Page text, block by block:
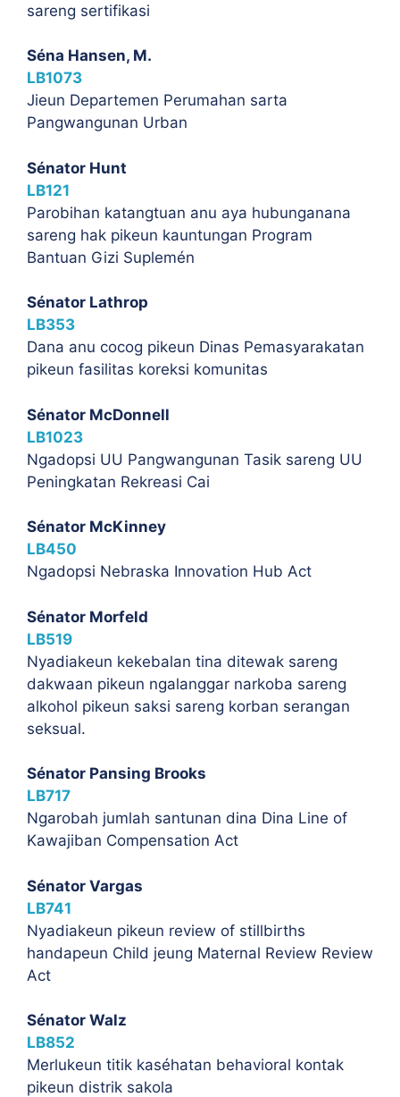
sareng sertifikasi
Séna Hansen, M.
LB1073
Jieun Departemen Perumahan sarta
Pangwangunan Urban
Sénator Hunt
LB121
Parobihan katangtuan anu aya hubunganana
sareng hak pikeun kauntungan Program
Bantuan Gizi Suplemén
Sénator Lathrop
LB353
Dana anu cocog pikeun Dinas Pemasyarakatan
pikeun fasilitas koreksi komunitas
Sénator McDonnell
LB1023
Ngadopsi UU Pangwangunan Tasik sareng UU
Peningkatan Rekreasi Cai
Sénator McKinney
LB450
Ngadopsi Nebraska Innovation Hub Act
Sénator Morfeld
LB519
Nyadiakeun kekebalan tina ditewak sareng
dakwaan pikeun ngalanggar narkoba sareng
alkohol pikeun saksi sareng korban serangan
seksual.
Sénator Pansing Brooks
LB717
Ngarobah jumlah santunan dina Dina Line of
Kawajiban Compensation Act
Sénator Vargas
LB741
Nyadiakeun pikeun review of stillbirths
handapeun Child jeung Maternal Review Review
Act
Sénator Walz
LB852
Merlukeun titik kaséhatan behavioral kontak
pikeun distrik sakola